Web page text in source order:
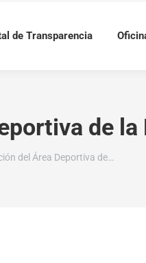
de Transparencia
de la
del Área Deportiva de…